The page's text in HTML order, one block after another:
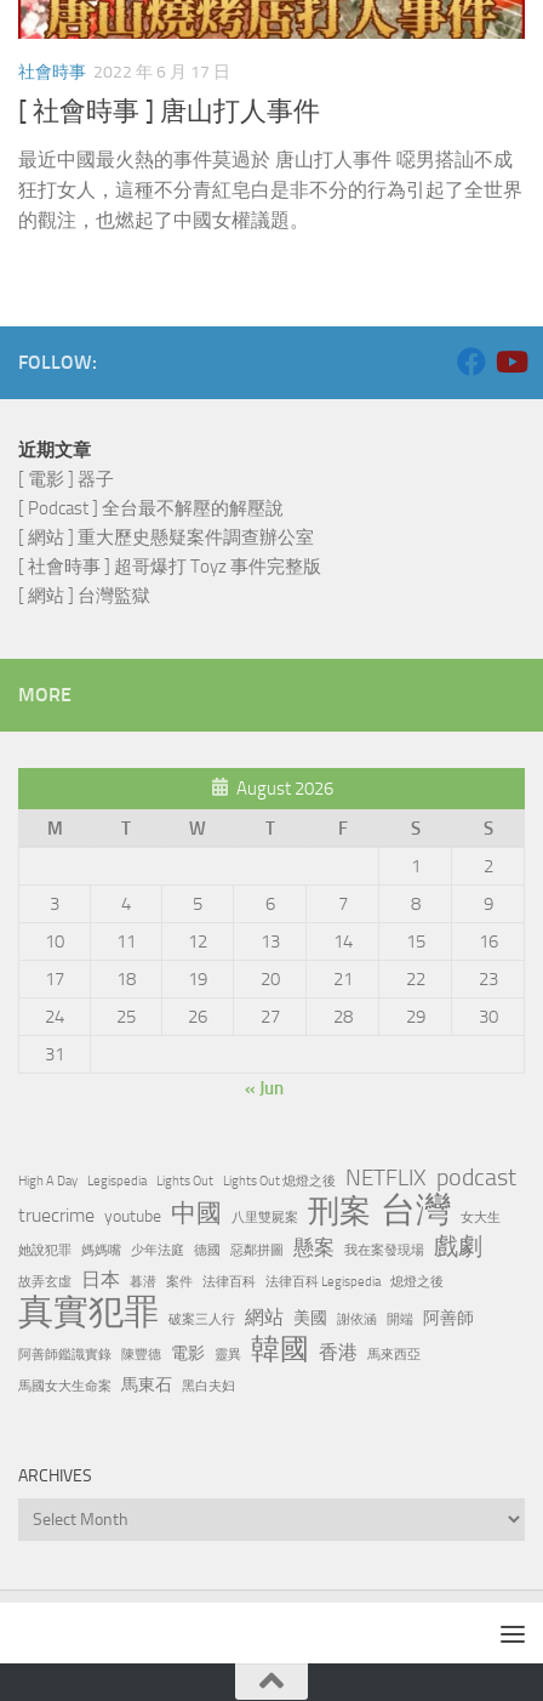
社會時事 2022 年 6 月 17 日
[ 社會時事 ] 唐山打人事件
最近中國最火熱的事件莫過於 唐山打人事件 噁男搭訕不成
狂打女人，這種不分青紅皂白是非不分的行為引起了全世界
的觀注，也燃起了中國女權議題。
FOLLOW:
近期文章
[ 電影 ] 器子
[ Podcast ] 全台最不解壓的解壓說
[ 網站 ] 重大歷史懸疑案件調查辦公室
[ 社會時事 ] 超哥爆打 Toyz 事件完整版
[ 網站 ] 台灣監獄
MORE
August 2026
M
T W T F S
S
1
2
3
4 5 6 7 8
9
10
11 12 13 14 15
16
17
18 19 20 21 22
23
24
25 26 27 28 29
30
31
« Jun
High A Day Legispedia Lights Out Lights Out 熄燈之後 NETFLIX podcast
truecrime youtube 中國 八里雙屍案 刑案 台灣 女大生
她說犯罪 媽媽嘴 少年法庭 德國 惡鄰拼圖 懸案 我在案發現場 戲劇
故弄玄虛 日本 暮潜 案件 法律百科 法律百科 Legispedia 熄燈之後
真實犯罪 破案三人行 網站 美國 謝依涵 開端 阿善師
阿善師鑑識實錄 陳豐德 電影 靈異 韓國 香港
馬來西亞
馬國女大生命案
馬東石 黑白夫妇
ARCHIVES
Archives